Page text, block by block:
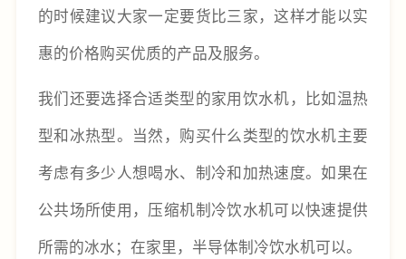
的时候建议大家一定要货比三家，这样才能以实
惠的价格购买优质的产品及服务。
我们还要选择合适类型的家用饮水机，比如温热
型和冰热型。当然，购买什么类型的饮水机主要
考虑有多少人想喝水、制冷和加热速度。如果在
公共场所使用，压缩机制冷饮水机可以快速提供
所需的冰水；在家里，半导体制冷饮水机可以。